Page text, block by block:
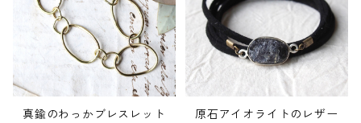
真鍮のわっかブレスレット
原石アイオライトのレザー